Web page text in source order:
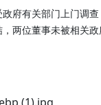
府有关部门上门调
两位董事未被相关